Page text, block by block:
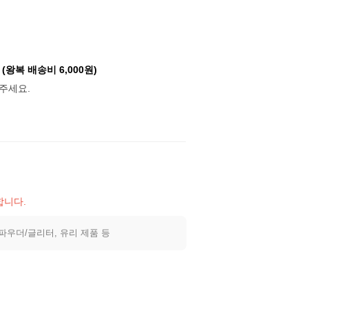
(왕복 배송비 6,000원)
세요.
니다.
우더/글리터, 유리 제품 등